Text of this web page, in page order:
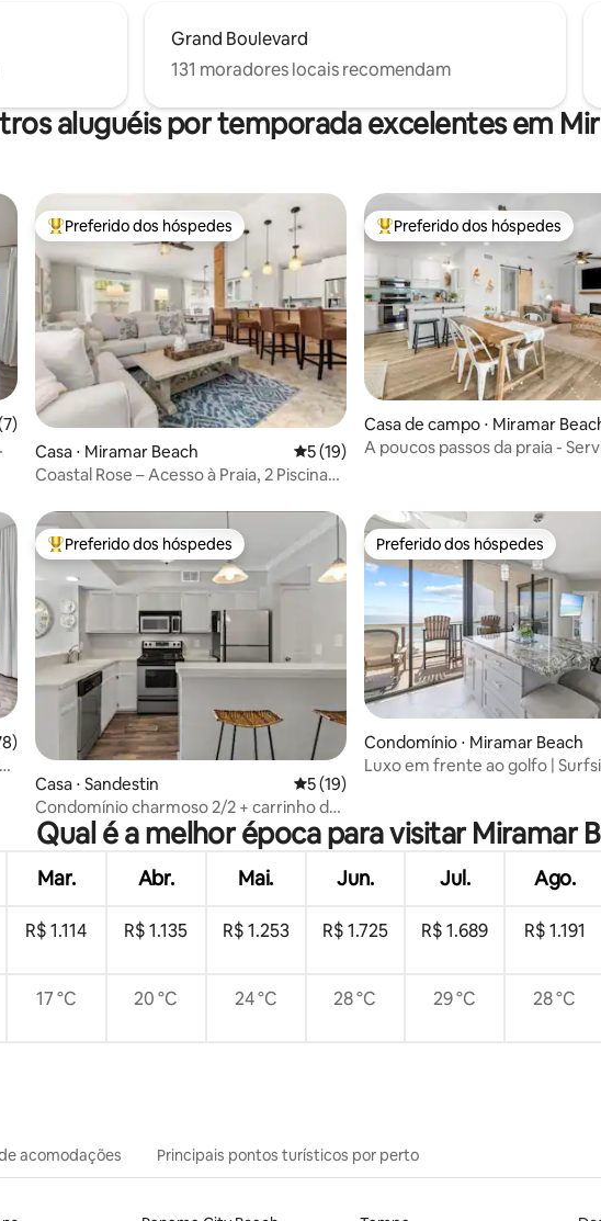
Grand Boulevard
131 moradores locais recomendam
aluguéis por temporada excelentes em
uma avaliação média de 5, 7 avaliações
Entre os melhores preferidos dos hóspedes
Preferido dos hóspedes
Casa ⋅ Miramar Beach 5 de uma avaliação média de 5, 19
5 (19)
Coastal Rose – Acesso à Praia, 2 Piscinas
Entre os melhores preferidos
Preferido dos hóspedes
Casa de campo ⋅ Miramar
A poucos passos da praia -
avaliação média de 5, 78 avaliações
Entre os melhores preferidos dos hóspedes
Preferido dos hóspedes
Casa ⋅ Sandestin 5 de uma avaliação média de 5, 19
5 (19)
Condomínio charmoso 2/2 + carrinho de
golfe + acesso à praia
Preferido dos hóspedes
Preferido dos hóspedes
Condomínio ⋅ Miramar Beach
Luxo em frente ao golfo |
Qual é a melhor época para visitar Miramar
Mar. Abr. Mai. Jun. Jul. Ago.
R$ 1.114 R$ 1.135 R$ 1.253 R$ 1.725 R$ 1.689 R$ 1.191
17 °C 20 °C 24 °C 28 °C 29 °C 28 °C
acomodações Principais pontos turísticos por perto